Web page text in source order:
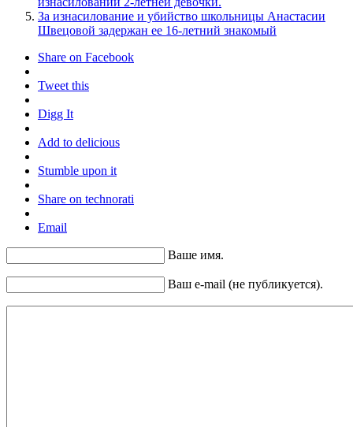
За изнасилование и убийство школьницы Анастасии
Швецовой задержан ее 16-летний знакомый
Share on Facebook
Tweet this
Digg It
Add to delicious
Stumble upon it
Share on technorati
Email
Ваше имя.
Ваш e-mail (не публикуется).